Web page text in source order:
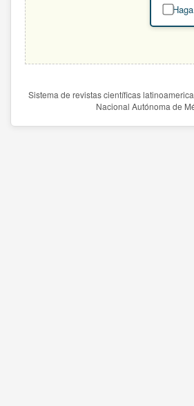
Sistema de revistas científicas
Nacional Autónoma de